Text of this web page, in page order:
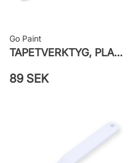
Go Paint
TAPETVERKTYG, PLAST GO PAINT
89 SEK